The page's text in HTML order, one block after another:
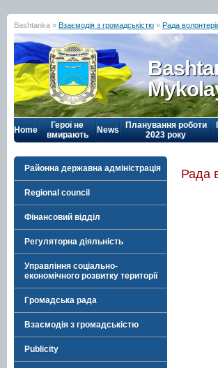
Bashtanka » Взаємодія з громадськістю » Рада
Home
Герої не
вмирають
News
Планування роботи
2023 року
Районна державна адміністрація
Regional council
Фінансовий відділ
Регуляторна діяльність
Управління соціально-
економічного розвитку території
Громадська рада
Взаємодія з громадськістю
Publicity
Рада